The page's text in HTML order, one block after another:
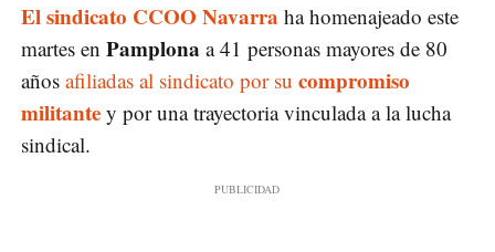
El sindicato CCOO Navarra ha homenajeado este
martes en Pamplona a 41 personas mayores de 80
años afiliadas al sindicato por su compromiso
militante y por una trayectoria vinculada a la lucha
sindical.